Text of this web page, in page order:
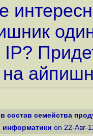
на
состав семейства
информатики on 22-Авг-